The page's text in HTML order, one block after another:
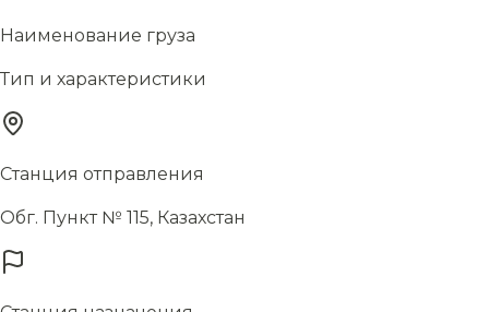
Наименование груза
Тип и характеристики
Станция отправления
Обг. Пункт № 115, Казахстан